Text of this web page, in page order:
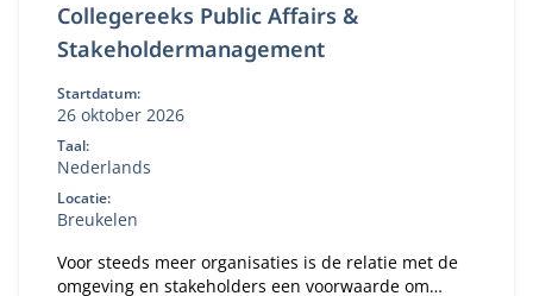
Collegereeks Public Affairs &
Stakeholdermanagement
Startdatum:
26 oktober 2026
Taal:
Nederlands
Locatie:
Breukelen
Voor steeds meer organisaties is de relatie met de
omgeving en stakeholders een voorwaarde om